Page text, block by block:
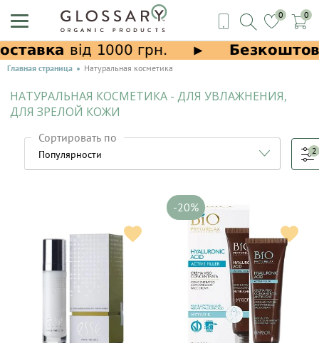
0 0
Главная страница Натуральная косметика
НАТУРАЛЬНАЯ КОСМЕТИКА - ДЛЯ УВЛАЖНЕНИЯ,
ДЛЯ ЗРЕЛОЙ КОЖИ
Сортировать по
2
-20%